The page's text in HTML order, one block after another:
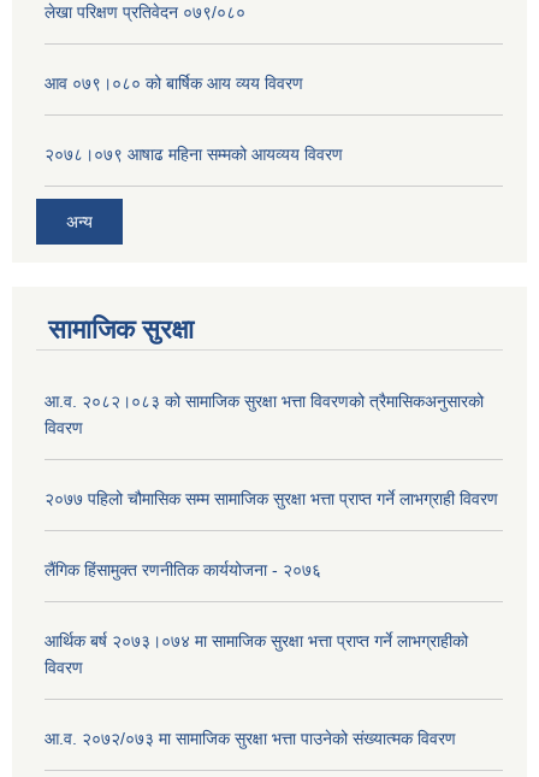
लेखा परिक्षण प्रतिवेदन ०७९/०८०
आव ०७९।०८० को बार्षिक आय व्यय विवरण
२०७८।०७९ आषाढ महिना सम्मको आयव्यय विवरण
अन्य
सामाजिक सुरक्षा
आ.व. २०८२।०८३ को सामाजिक सुरक्षा भत्ता विवरणको त्रैमासिकअनुसारको
विवरण
२०७७ पहिलो चौमासिक सम्म सामाजिक सुरक्षा भत्ता प्राप्त गर्ने लाभग्राही विवरण
लैंगिक हिंसामुक्त रणनीतिक कार्ययोजना - २०७६
आर्थिक बर्ष २०७३।०७४ मा सामाजिक सुरक्षा भत्ता प्राप्त गर्ने लाभग्राहीको
विवरण
आ.व. २०७२/०७३ मा सामाजिक सुरक्षा भत्ता पाउनेको संख्यात्मक विवरण